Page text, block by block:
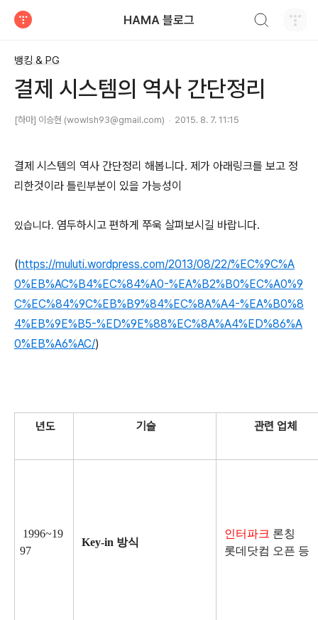
HAMA 블로그
뱅킹 & PG
결제 시스템의 역사 간단정리
[하마] 이승현 (wowlsh93@gmail.com) 2015. 8. 7. 11:15
결제 시스템의 역사 간단정리 해봅니다. 제가 아래링크를 보고 정
리한것이라 틀린부분이 있을 가능성이
있습니다. 염두하시고 편하게 쭈욱 살펴보시길 바랍니다.
(https://muluti.wordpress.com/2013/08/22/%EC%9C%A
0%EB%AC%B4%EC%84%A0-%EA%B2%B0%EC%A0%9
C%EC%84%9C%EB%B9%84%EC%8A%A4-%EA%B0%8
4%EB%9E%B5-%ED%9E%88%EC%8A%A4%ED%86%A
0%EB%A6%AC/)
년도 기술 관련 업체
1996~19
97
Key-in 방식
인터파크 론칭
롯데닷컴 오픈 등